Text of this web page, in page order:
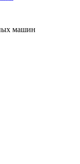
машин